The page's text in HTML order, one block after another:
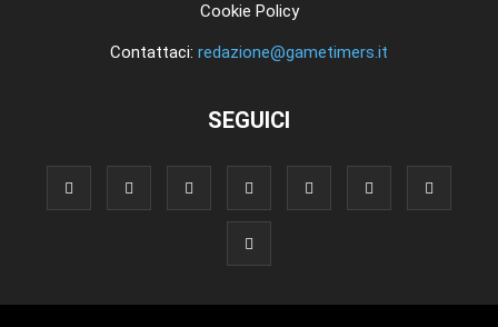
Cookie Policy
Contattaci: redazione@gametimers.it
SEGUICI